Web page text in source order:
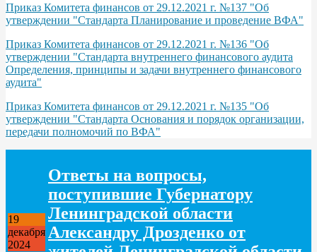
Приказ Комитета финансов от 29.12.2021 г. №137 "Об
утверждении "Стандарта Планирование и проведение ВФА"
Приказ Комитета финансов от 29.12.2021 г. №136 "Об
утверждении "Стандарта внутреннего финансового аудита
Определения, принципы и задачи внутреннего финансового
аудита"
Приказ Комитета финансов от 29.12.2021 г. №135 "Об
утверждении "Стандарта Основания и порядок организации,
передачи полномочий по ВФА"
19
декабря
2024
Ответы на вопросы,
поступившие Губернатору
Ленинградской области
Александру Дрозденко от